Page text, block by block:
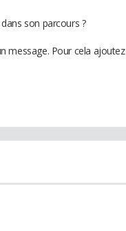
son parcours ?
message. Pour cela ajoutez